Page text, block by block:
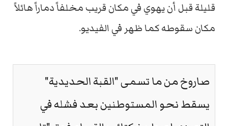
قليلة قبل أن يهوي في مكان قريب مخلفاً دماراً هائلاً
مكان سقوطه كما ظهر في الفيديو.
صاروخ من ما تسمى "القبة الحديدية"
يسقط نحو المستوطنين بعد فشله في